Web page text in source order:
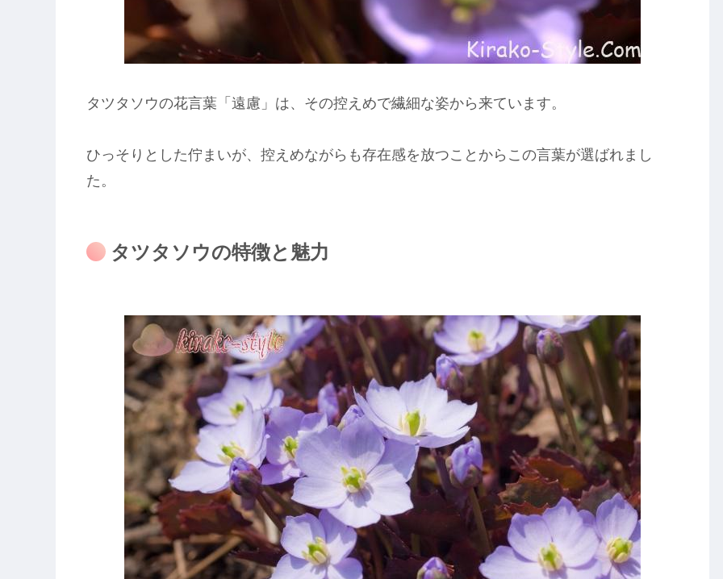
タツタソウの花言葉「遠慮」は、その控えめで繊細な姿から来ています。
ひっそりとした佇まいが、控えめながらも存在感を放つことからこの言葉が選ばれまし
た。
タツタソウの特徴と魅力